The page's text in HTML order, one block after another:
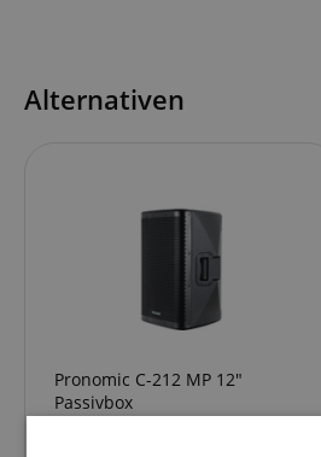
Alternativen
Pronomic C-212 MP 12"
Passivbox